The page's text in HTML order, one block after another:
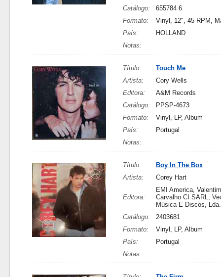
Catálogo:
655784 6
Formato:
Vinyl, 12", 45 RPM,
País:
HOLLAND
Notas:
Título:
Touch Me
Artista:
Cory Wells
Editora:
A&M Records
Catálogo:
PPSP-4673
Formato:
Vinyl, LP, Album
País:
Portugal
Notas:
Título:
Boy In The Box
Artista:
Corey Hart
Editora:
EMI America,
Carvalho CI SARL,
Música E Discos, Lda.
Catálogo:
2403681
Formato:
Vinyl, LP, Album
País:
Portugal
Notas: